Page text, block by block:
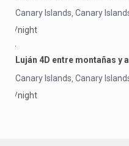
Canary Islands, Canary
/night
Luján 4D entre montañas y
Canary Islands, Canary
/night